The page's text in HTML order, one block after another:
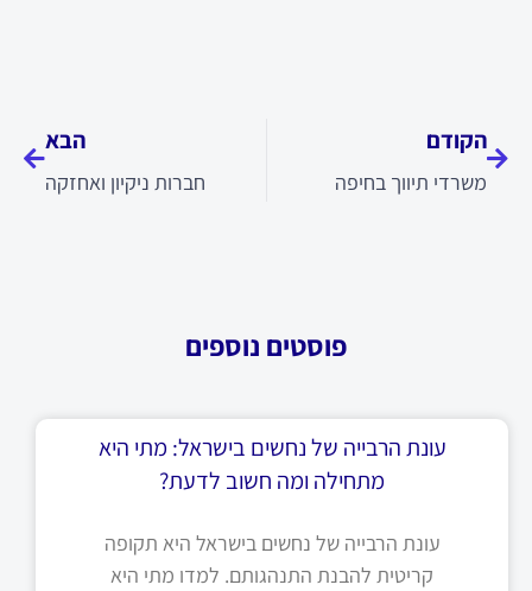
הקודם
משרדי תיווך בחיפה
הבא
חברות ניקיון ואחזקה
פוסטים נוספים
עונת הרבייה של נחשים בישראל: מתי היא
מתחילה ומה חשוב לדעת?
עונת הרבייה של נחשים בישראל היא תקופה
קריטית להבנת התנהגותם. למדו מתי היא